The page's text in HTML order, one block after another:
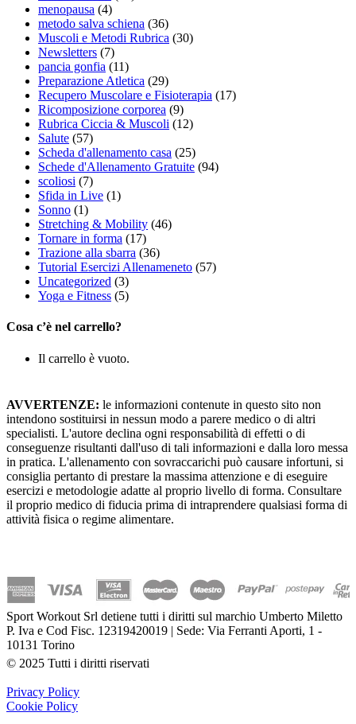
menopausa (4)
metodo salva schiena (36)
Muscoli e Metodi Rubrica (30)
Newsletters (7)
pancia gonfia (11)
Preparazione Atletica (29)
Recupero Muscolare e Fisioterapia (17)
Ricomposizione corporea (9)
Rubrica Ciccia & Muscoli (12)
Salute (57)
Scheda d'allenamento casa (25)
Schede d'Allenamento Gratuite (94)
scoliosi (7)
Sfida in Live (1)
Sonno (1)
Stretching & Mobility (46)
Tornare in forma (17)
Trazione alla sbarra (36)
Tutorial Esercizi Allenameneto (57)
Uncategorized (3)
Yoga e Fitness (5)
Cosa c’è nel carrello?
Il carrello è vuoto.
AVVERTENZE: le informazioni contenute in questo sito non
intendono sostituirsi in nessun modo a parere medico o di altri
specialisti. L'autore declina ogni responsabilità di effetti o di
conseguenze risultanti dall'uso di tali informazioni e dalla loro messa
in pratica. L'allenamento con sovraccarichi può causare infortuni, si
consiglia pertanto di prestare la massima attenzione e di eseguire
esercizi e metodologie adatte al proprio livello di forma. Consultare
il proprio medico di fiducia prima di intraprendere qualsiasi forma di
attività fisica o regime alimentare.
Sport Workout Srl detiene tutti i diritti sul marchio Umberto Miletto
P. Iva e Cod Fisc. 12319420019 | Sede: Via Ferranti Aporti, 1 -
10131 Torino
© 2025 Tutti i diritti riservati
Privacy Policy
Cookie Policy